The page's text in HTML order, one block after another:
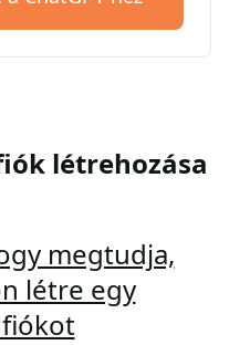
létrehozása
megtudja,
létre egy
fiókot